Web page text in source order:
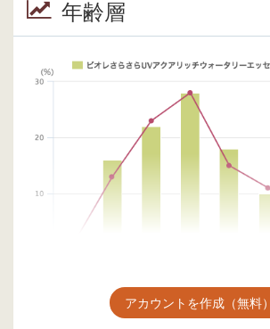
年齢層
アカウントを作成（無料）